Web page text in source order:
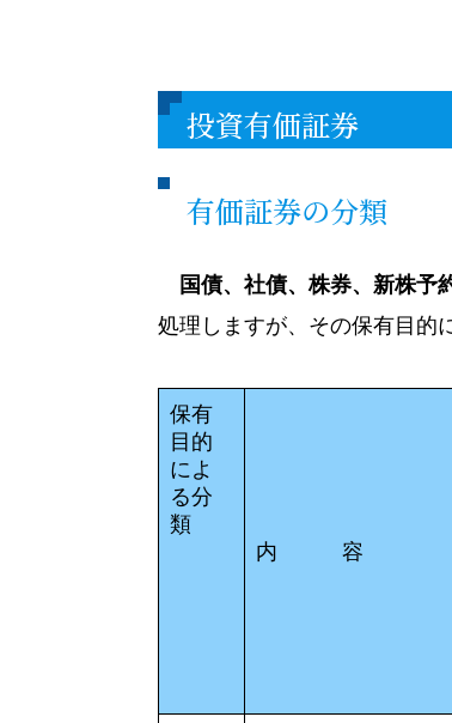
投資有価証券
有価証券の分類
国債、社債、株券、新株予
処理しますが、その保有目的
保有
目的
によ
る分
類
内 容